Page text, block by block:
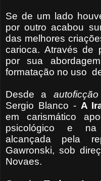
Se de um lado
por outro acabou
das melhores
carioca. Através de
por sua
formatação no uso
Desde a autoficção
Sergio Blanco - A
em carismático
psicológico e na
alcançada pela
Gawronski, sob
Novaes.